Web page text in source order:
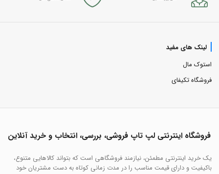
لینک های مفید
استوک مال
فروشگاه تکیفای
فروشگاه اینترنتی لپ تاپ فروشی، بررسی، انتخاب و خرید آنلاین
یک خرید اینترنتی مطمئن، نیازمند فروشگاهی است که بتواند کالاهایی متنوع،
باکیفیت و دارای قیمت مناسب را در مدت زمانی کوتاه به دست مشتریان خود